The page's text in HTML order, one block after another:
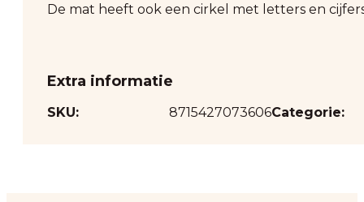
De mat heeft ook een cirkel met letters en
Extra informatie
SKU: 8715427073606Categorie: